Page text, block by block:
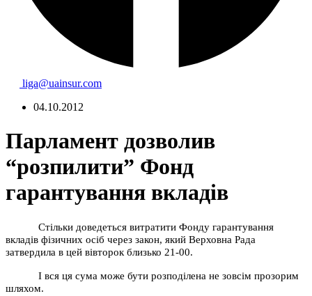
liga@uainsur.com
04.10.2012
Парламент дозволив
“розпилити” Фонд
гарантування вкладів
Стільки доведеться витратити Фонду гарантування
вкладів фізичних осіб через закон, який Верховна Рада
затвердила в цей вівторок близько 21-00.
І вся ця сума може бути розподілена не зовсім прозорим
шляхом.